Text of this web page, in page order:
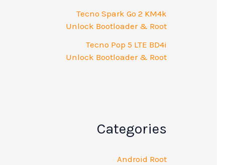
Tecno Spark Go 2 KM4k
Unlock Bootloader & Root
Tecno Pop 5 LTE BD4i
Unlock Bootloader & Root
Categories
Android Root